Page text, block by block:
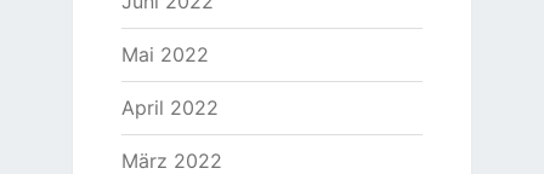
Mai 2022
April 2022
März 2022